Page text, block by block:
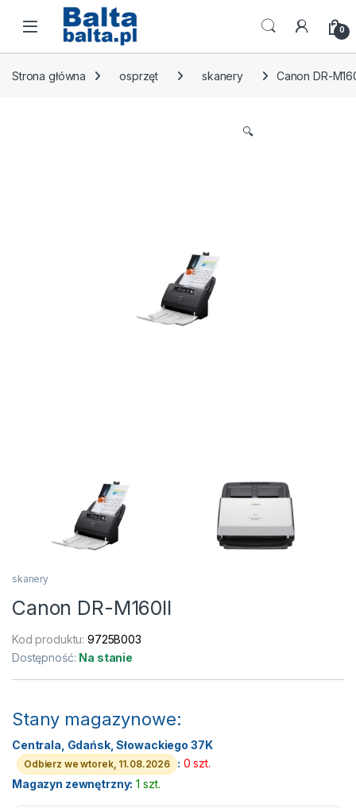
Skip to navigation
Skip to content
Open 0
Strona główna osprzęt skanery Canon DR-
🔍
skanery
Canon DR-M160II
Kod produktu:9725B003
Dostępność: Na stanie
Stany magazynowe:
Centrala, Gdańsk, Słowackiego 37K
Odbierz we wtorek, 11.08.2026 : 0 szt.
Magazyn zewnętrzny: 1 szt.